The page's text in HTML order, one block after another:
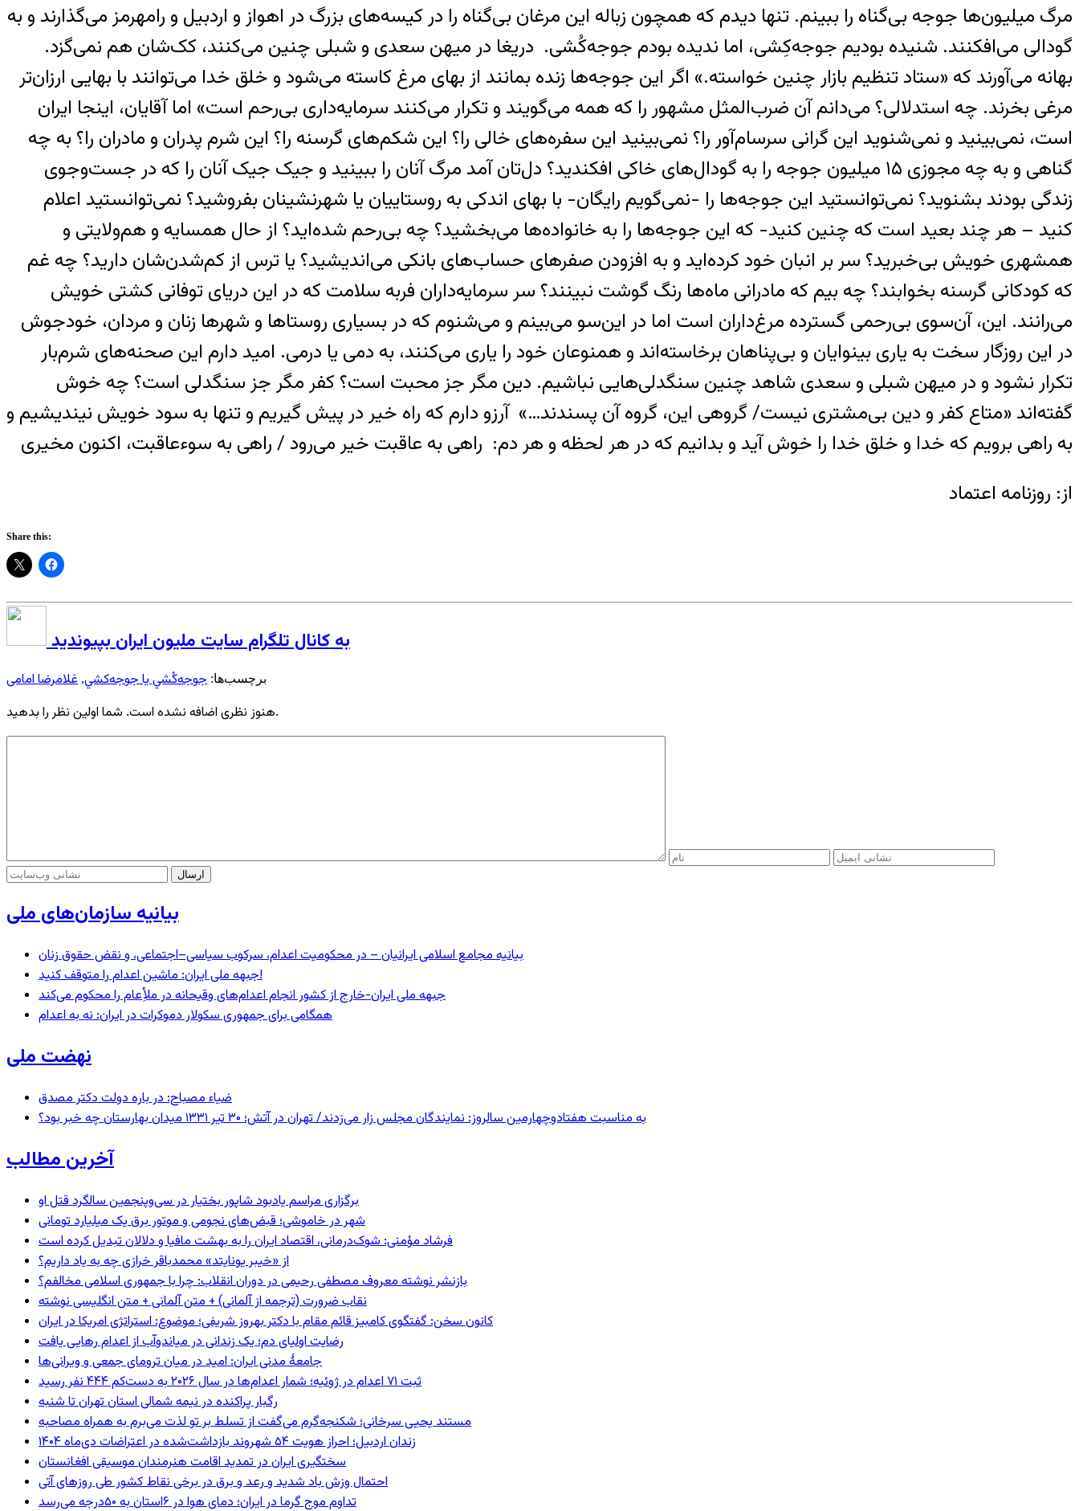
مرگ میلیون‌ها جوجه بی‌گناه را ببینم. تنها دیدم که همچون زباله این مرغان بی‌گناه را در کیسه‌های بزرگ در اهواز و اردبیل و رامهرمز می‌گذارند و به
گودالی می‌افکنند. شنیده بودیم جوجه‌کِشی، اما ندیده بودم جوجه‌کُشی. دریغا در میهن سعدی و شبلی چنین می‌کنند، کک‌شان هم نمی‌گزد.
بهانه می‌آورند که «ستاد تنظیم بازار چنین خواسته.» اگر این جوجه‌ها زنده بمانند از بهای مرغ کاسته می‌شود و خلق خدا می‌توانند با بهایی ارزان‌تر
مرغی بخرند. چه استدلالی؟ می‌دانم آن ضرب‌المثل مشهور را که همه می‌گویند و تکرار می‌کنند سرمایه‌داری بی‌رحم است» اما آقایان، اینجا ایران
است، نمی‌بینید و نمی‌شنوید این گرانی سرسام‌آور را؟ نمی‌بینید این سفره‌های خالی را؟‌ این شکم‌های گرسنه را؟ این شرم پدران و مادران را؟ به چه
گناهی و به چه مجوزی ۱۵ میلیون جوجه را به گودال‌های خاکی افکندید؟ دل‌تان آمد مرگ آنان را ببینید و جیک جیک آنان را که در جست‌وجوی
زندگی بودند بشنوید؟ نمی‌توانستید این جوجه‌ها را -نمی‌گویم رایگان- با بهای اندکی به روستاییان یا شهرنشینان بفروشید؟ نمی‌توانستید اعلام
کنید – هر چند بعید است که چنین کنید- که این جوجه‌ها را به خانواده‌ها می‌بخشید؟ چه بی‌رحم شده‌اید؟ از حال همسایه و هم‌ولایتی و
همشهری خویش بی‌خبرید؟ سر بر انبان خود کرده‌اید و به افزودن صفرهای حساب‌های بانکی می‌اندیشید؟ یا ترس از کم‌شدن‌شان دارید؟ چه غم
که کودکانی گرسنه بخوابند؟ چه بیم که مادرانی ماه‌ها رنگ گوشت نبینند؟ سر سرمایه‌داران فربه سلامت که در این دریای توفانی کشتی خویش
می‌رانند. این، آن‌سوی بی‌رحمی گسترده مرغ‌داران است اما در این‌سو می‌بینم و می‌شنوم که در بسیاری روستاها و شهرها زنان و مردان، خودجوش
در این روزگار سخت به یاری بینوایان و بی‌پناهان برخاسته‌اند و همنوعان خود را یاری می‌کنند، به دمی یا درمی. امید دارم این صحنه‌های شرم‌بار
تکرار نشود و‌ در میهن شبلی و سعدی شاهد چنین سنگدلی‌هایی نباشیم. دین مگر جز محبت است؟ کفر مگر جز سنگدلی است؟ چه خوش
گفته‌اند «متاع کفر و دین بی‌مشتری نیست/ گروهی این، گروه آن پسندند…» آرزو دارم که راه خیر در پیش‌ گیریم و تنها به سود خویش نیندیشیم و
به راهی برویم که خدا و خلق خدا را خوش‌ آید و بدانیم که در هر لحظه و هر دم: راهی به عاقبت خیر می‌رود / راهی به سوءعاقبت، اکنون مخیری
از: روزنامه اعتماد
Share this:
به کانال تلگرام سایت ملیون ایران بپیوندید
برچسب‌ها: جوجه‌كُشي يا جوجه‌كشي, غلامرضا امامی
هنوز نظری اضافه نشده است. شما اولین نظر را بدهید.
بیانیه سازمان‌های ملی
بیانیه مجامع اسلامی ایرانیان – در محکومیت اعدام، سرکوب سیاسی–اجتماعی، و نقض حقوق زنان
جبهه ملی ایران: ماشین اعدام را متوقف کنید!
جبهه ملی ایران-خارج از کشور انجام اعدام‌های وقیحانه در ملأِعام را محکوم می‌کند
همگامی برای جمهوری سکولار دموکرات در ایران: نه به اعدام
نهضت ملی
ضیاء مصباح: در باره دولت دکتر مصدق
به مناسبت هفتادوچهارمین سالروز: نمایندگان مجلس زار می‌زدند/ تهران در آتش؛ ۳۰ تیر ۱۳۳۱ میدان بهارستان چه خبر بود؟
آخرین مطالب
برگزاری مراسم یادبود شاپور بختیار در سی‌وپنجمین سالگرد قتل او
شهر در خاموشی؛ قبض‌های نجومی و موتور برق یک میلیارد تومانی
فرشاد مؤمنی: شوک‌درمانی، اقتصاد ایران را به بهشت مافیا و دلالان تبدیل کرده است
از «خیبر یونایتد» محمدباقر خرازی چه به یاد داریم؟
بازنشر نوشته معروف مصطفی رحیمی در دوران انقلاب: چرا با جمهوری اسلامی مخالفم؟
نقاب ضرورت (ترجمه از آلمانی) + متن آلمانی + متن انگلیسی نوشته
کانون سخن: گفتگوی کامبیز قائم مقام با دکتر بهروز شریفی؛ موضوع: استراتژی امریکا در ایران
رضایت اولیای دم؛ یک زندانی در میاندوآب از اعدام رهایی یافت
جامعهٔ مدنی ایران: امید در میان ترومای جمعی و ویرانی‌ها
ثبت ۷۱ اعدام در ژوئیه؛ شمار اعدام‌ها در سال ۲۰۲۶ به دست‌کم ۴۴۴ نفر رسید
رگبار پراکنده در نیمه شمالی استان تهران تا شنبه
مستند یحیی سرخانی؛ شکنجه‌گرم می‌گفت از تسلط بر تو لذت می‌برم به همراه مصاحبه
زندان اردبیل؛ احراز هویت ۵۴ شهروند بازداشت‌شده در اعتراضات دی‌ماه ۱۴۰۴
سختگیری ایران در تمدید اقامت هنرمندان موسیقی افغانستان
احتمال وزش باد شدید و رعد و برق در برخی نقاط کشور طی روزهای آتی
تداوم موج گرما در ایران؛ دمای هوا در ۶استان به ۵۰درجه می‌رسد